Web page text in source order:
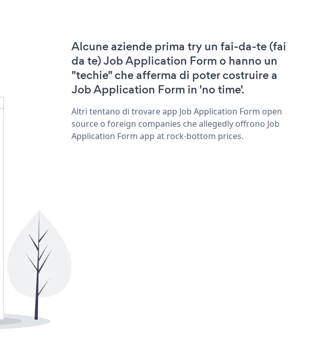
Alcune aziende prima try un fai-da-te (fai
da te) Job Application Form o hanno un
"techie" che afferma di poter costruire a
Job Application Form in 'no time'.
Altri tentano di trovare app Job Application Form open
source o foreign companies che allegedly offrono Job
Application Form app at rock-bottom prices.